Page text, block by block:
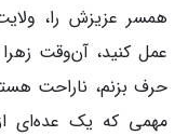
همسر عزیزش را،
عمل کنید، آن‌وقت
حرف بزنم، ناراحت
مهمی که یک عده‌ای از